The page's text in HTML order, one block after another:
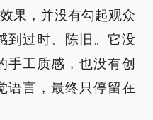
果，并没有勾起观众
到过时、陈旧。它没
手工质感，也没有创
语言，最终只停留在